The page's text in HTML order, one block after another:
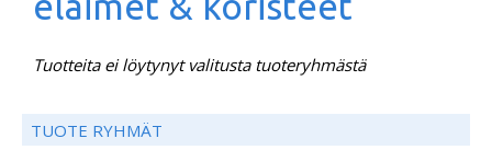
Tuotteita ei löytynyt valitusta tuoteryhmästä
TUOTE RYHMÄT